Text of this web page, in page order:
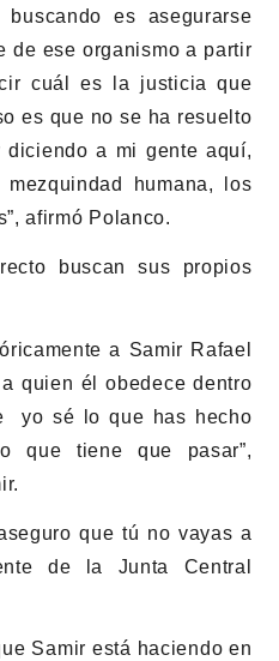
es asegurarse
de ese organismo a partir
cuál es la justicia que
es que no se ha resuelto
a mi gente aquí,
humana, los
afirmó Polanco.
buscan sus propios
a Samir Rafael
quien él obedece dentro
yo sé lo que has hecho
que tiene que pasar”,
que tú no vayas a
de la Junta Central
Samir está haciendo en